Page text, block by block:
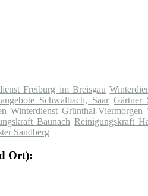
Freiburg im Breisgau
Schwalbach, Saar Gärtner
Winterdienst Grünthal-Viermorgen
Baunach Reinigungskraft
Sandberg
Ort):